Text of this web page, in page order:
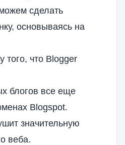
сделать
основываясь на
того, что Blogger
блогов все еще
Blogspot.
значительную
веба.